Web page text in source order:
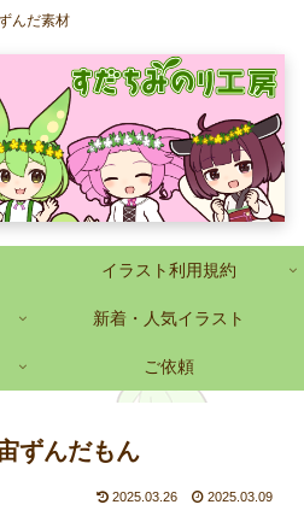
んだ素材
イラスト利用規約
新着・人気イラスト
ご依頼
ずんだもん
2025.03.26 2025.03.09